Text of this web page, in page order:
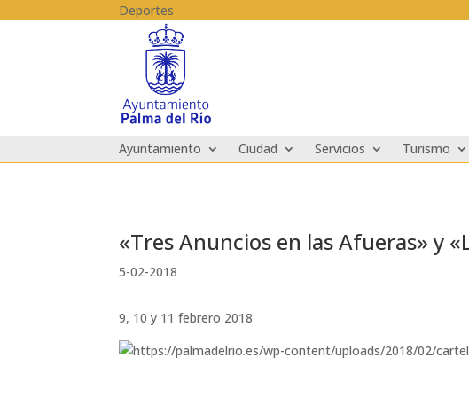
Deportes
Ayuntamiento Ciudad Servicios Turismo
«Tres Anuncios en las Afueras» y
5-02-2018
9, 10 y 11 febrero 2018